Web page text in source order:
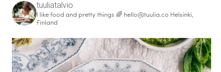
tuuliatalvio
I like food and pretty things 🌈 hello@tuulia.co Helsinki,
Finland